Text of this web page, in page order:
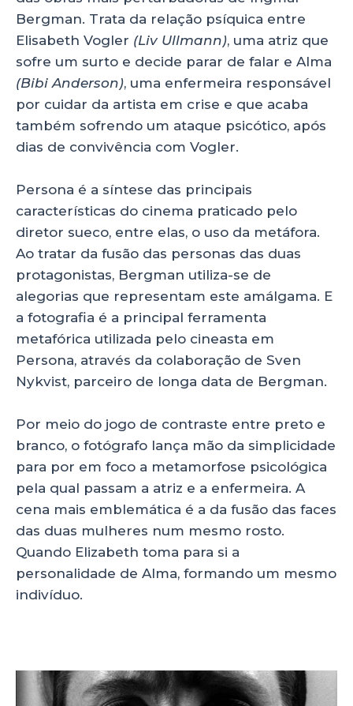
Bergman. Trata da relação psíquica entre
Elisabeth Vogler (Liv Ullmann), uma atriz que
sofre um surto e decide parar de falar e Alma
(Bibi Anderson), uma enfermeira responsável
por cuidar da artista em crise e que acaba
também sofrendo um ataque psicótico, após
dias de convivência com Vogler.
Persona é a síntese das principais
características do cinema praticado pelo
diretor sueco, entre elas, o uso da metáfora.
Ao tratar da fusão das personas das duas
protagonistas, Bergman utiliza-se de
alegorias que representam este amálgama. E
a fotografia é a principal ferramenta
metafórica utilizada pelo cineasta em
Persona, através da colaboração de Sven
Nykvist, parceiro de longa data de Bergman.
Por meio do jogo de contraste entre preto e
branco, o fotógrafo lança mão da simplicidade
para por em foco a metamorfose psicológica
pela qual passam a atriz e a enfermeira. A
cena mais emblemática é a da fusão das faces
das duas mulheres num mesmo rosto.
Quando Elizabeth toma para si a
personalidade de Alma, formando um mesmo
indivíduo.